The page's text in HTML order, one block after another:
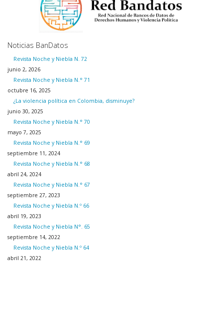
Noticias BanDatos
Revista Noche y Niebla N. 72
junio 2, 2026
Revista Noche y Niebla N.° 71
octubre 16, 2025
¿La violencia política en Colombia, disminuye?
junio 30, 2025
Revista Noche y Niebla N.° 70
mayo 7, 2025
Revista Noche y Niebla N.° 69
septiembre 11, 2024
Revista Noche y Niebla N.° 68
abril 24, 2024
Revista Noche y Niebla N.° 67
septiembre 27, 2023
Revista Noche y Niebla N.º 66
abril 19, 2023
Revista Noche y Niebla N°. 65
septiembre 14, 2022
Revista Noche y Niebla N.º 64
abril 21, 2022